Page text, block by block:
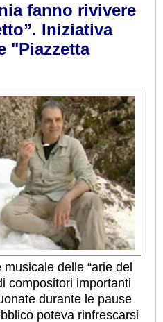
fanno rivivere
Iniziativa
"Piazzetta
delle “arie del
compositori importanti
durante le pause
poteva rinfrescarsi